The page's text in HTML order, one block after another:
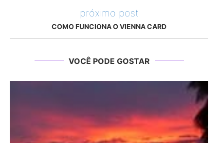
próximo post
COMO FUNCIONA O VIENNA CARD
VOCÊ PODE GOSTAR